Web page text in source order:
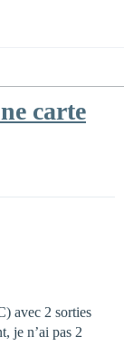
carte
avec 2 sorties
je n’ai pas 2